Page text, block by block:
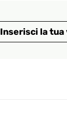
Inserisci la tua